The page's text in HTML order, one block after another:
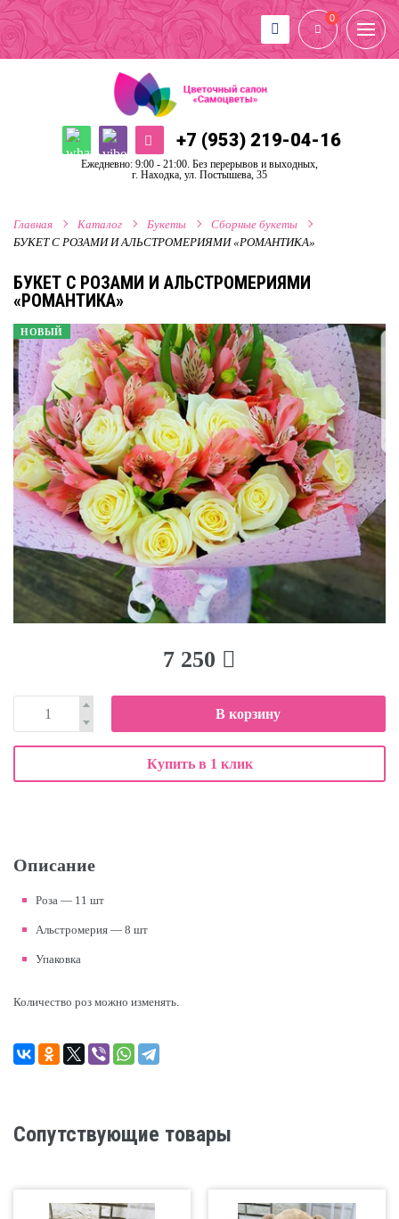
+7 (953) 219-04-16
Ежедневно: 9:00 - 21:00. Без перерывов и выходных,
г. Находка, ул. Постышева, 35
0
Главная Каталог Букеты
Сборные букеты
БУКЕТ С РОЗАМИ И АЛЬСТРОМЕРИЯМИ «РОМАНТИКА»
БУКЕТ С РОЗАМИ И АЛЬСТРОМЕРИЯМИ
«РОМАНТИКА»
НОВЫЙ
7 250
В корзину
Купить в 1 клик
Описание
Роза — 11 шт
Альстромерия — 8 шт
Упаковка
Количество роз можно изменять.
Сопутствующие товары